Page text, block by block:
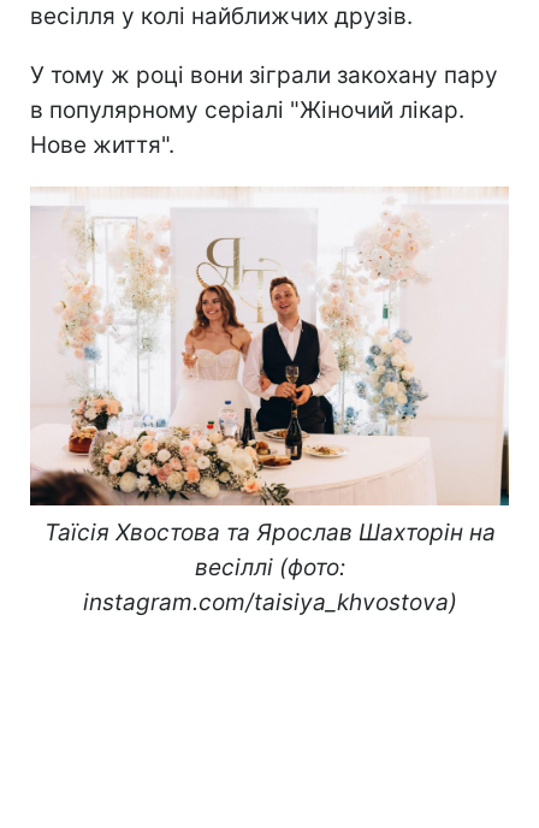
весілля у колі найближчих друзів.
У тому ж році вони зіграли закохану пару
в популярному серіалі "Жіночий лікар.
Нове життя".
Таїсія Хвостова та Ярослав Шахторін на
весіллі (фото:
instagram.com/taisiya_khvostova)